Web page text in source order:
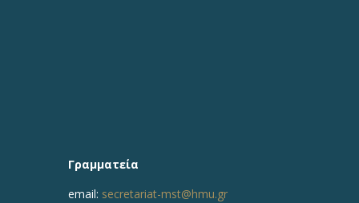
Γραμματεία
email: secretariat-mst@hmu.gr